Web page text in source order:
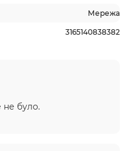
Мережа
3165140838382
не було.